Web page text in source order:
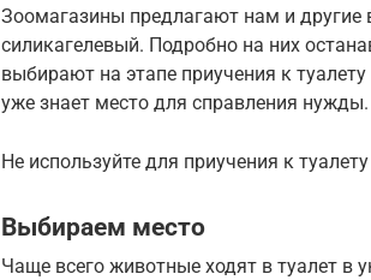
Зоомагазины предлагают нам и
силикагелевый. Подробно на них
выбирают на этапе приучения к
уже знает место для справления нужды.
Не используйте для приучения к
Выбираем место
Чаще всего животные ходят в туалет в